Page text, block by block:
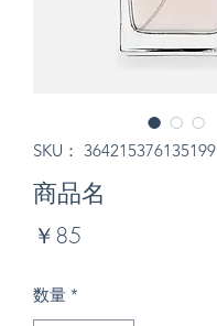
SKU： 364215376135199
商品名
￥85
数量 *